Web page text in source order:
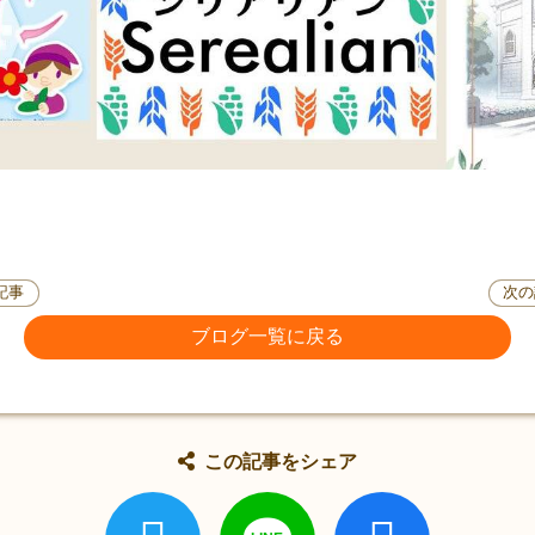
事
ブログ一覧に戻る
次
この記事をシェア